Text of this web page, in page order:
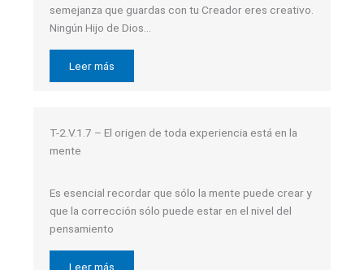
semejanza que guardas con tu Creador eres creativo.
Ningún Hijo de Dios…
Leer más
T-2.V.1.7 – El origen de toda experiencia está en la
mente
Es esencial recordar que sólo la mente puede crear y
que la corrección sólo puede estar en el nivel del
pensamiento
Leer más